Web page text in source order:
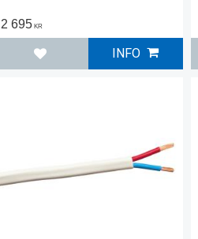
2 695 KR
Lägg till i favoriter
INFO